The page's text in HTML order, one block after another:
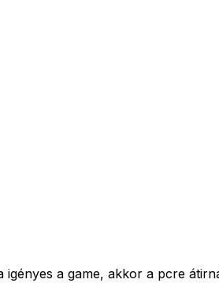
a game, akkor a pcre